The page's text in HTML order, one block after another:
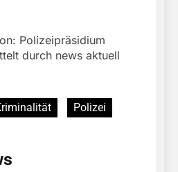
Polizeipräsidium
durch news aktuell
Polizei